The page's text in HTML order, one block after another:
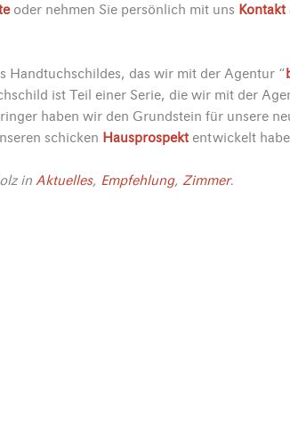
oder nehmen Sie persönlich mit uns Kontakt
Handtuchschildes, das wir mit der Agentur “
ist Teil einer Serie, die wir mit der
haben wir den Grundstein für unsere
schicken Hausprospekt entwickelt
in Aktuelles, Empfehlung, Zimmer.